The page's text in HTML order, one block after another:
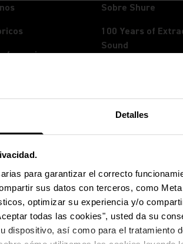
Detalles
para garantizar el correcto
sus datos con terceros, como
optimizar su experiencia y/o
todas las cookies", usted da su
dispositivo, así como para el tratamiento
y DSP
los Productos
Sobre Shure
100 Years of
Sound
Sustentabilidad
Cookies
Política de
Candidato